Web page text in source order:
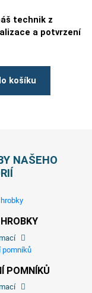
technik z
a potvrzení
košíku
NAŠEHO
POMNÍKŮ